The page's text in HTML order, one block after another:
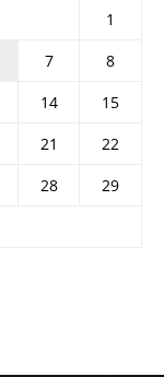
1
7
8
14
15
21
22
28
29